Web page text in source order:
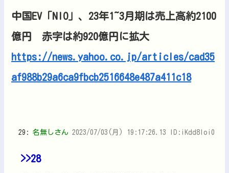
中国EV「NIO」、23年1~3月期は売上高約2100
億円 赤字は約920億円に拡大
https://news.yahoo.co.jp/articles/cad35
af988b29a6ca9fbcb2516648e487a411c18
29: 名無しさん 2023/07/03(月) 19:17:26.13 ID:iKdd8loi0
>>28